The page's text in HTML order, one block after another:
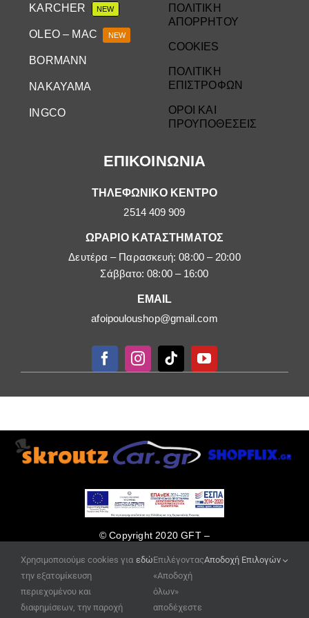
ΕΠΙΚΟΙΝΩΝΙΑ
ΤΗΛΕΦΩΝΙΚΟ ΚΕΝΤΡΟ
2514 409 909
ΩΡΑΡΙΟ ΚΑΤΑΣΤΗΜΑΤΟΣ
Δευτέρα – Παρασκευή: 08:00 – 20:00
Σάββατο: 08:00 – 16:00
EMAIL
afoipouloushop@gmail.com
KARCHER NEW
OLEO – MAC NEW
BORMANN
NAKAYAMA
INGCO
ΠΟΛΙΤΙΚΗ
ΑΠΟΡΡΗΤΟΥ
COOKIES
ΠΟΛΙΤΙΚΗ
ΕΠΙΣΤΡΟΦΩΝ
ΟΡΟΙ ΚΑΙ
ΠΡΟΥΠΟΘΕΣΕΙΣ
© Copyright 2020 GFT –
www.site-eshop.gr
Χρησιμοποιούμε cookies για
την εξατομίκευση
περιεχομένου και
διαφημίσεων, την παροχή
εδώΕπιλέγοντας
«Αποδοχή
όλων»
αποδέχεστε
Αποδοχή Επιλογών